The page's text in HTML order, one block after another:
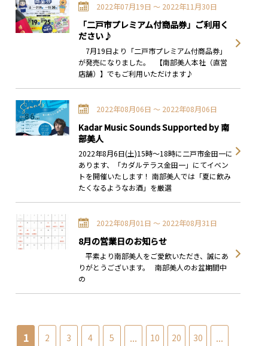
2022年07月19日 〜 2022年11月30日
「二戸市プレミアム付商品券」ご利用く
ださい♪
7月19日より「二戸市プレミアム付商品券」
が発売になりました。 【南部美人本社（直営
店舗）】でもご利用いただけます♪
2022年08月06日 〜 2022年08月06日
Kadar Music Sounds Supported by 南
部美人
2022年8月6日(土)15時～18時に二戸市金田一に
あります、「カダルテラス金田一」にてイベン
トを開催いたします！ 南部美人では「夏に飲み
たくなるようなお酒」を厳選
2022年08月01日 〜 2022年08月31日
8月の営業日のお知らせ
平素より南部美人をご愛飲いただき、誠にあ
りがとうございます。 南部美人のお盆期間中
の
1 2 3 4 5 ... 10 20 30 ...